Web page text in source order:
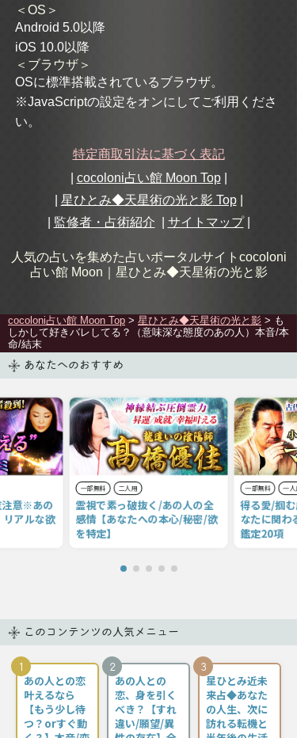
＜OS＞
Android 5.0以降
iOS 10.0以降
＜ブラウザ＞
OSに標準搭載されているブラウザ。
※JavaScriptの設定をオンにしてご利用くださ
い。
特定商取引法に基づく表記
cocoloni占い館 Moon Top|
星ひとみ◆天星術の光と影 Top|
監修者・占術紹介 サイトマップ|
人気の占いを集めた占いポータルサイトcocoloni
占い館 Moon｜ 星ひとみ◆天星術の光と影
cocoloni占い館 Moon Top > 星ひとみ◆天星術の光と影 > も
しかして好きバレしてる？（意味深な態度のあの人）本音/本
命/結末
あなたへのおすすめ
意※あの
リアルな欲
一部無料 二人用
霊視で素っ破抜く/あの人の全
感情【あなたへの本心/秘密/欲
を特定】
一部無料 一人用
得る愛/掴
なたに関わ
鑑定20項
このコンテンツの人気メニュー
1
あの人との恋
叶えるなら
【もう少し待
つ？orすぐ動
2
あの人との
恋、身を引く
べき？【すれ
違い/願望/異
3
星ひとみ近未
来占◆あなた
の人生、次に
訪れる転機と